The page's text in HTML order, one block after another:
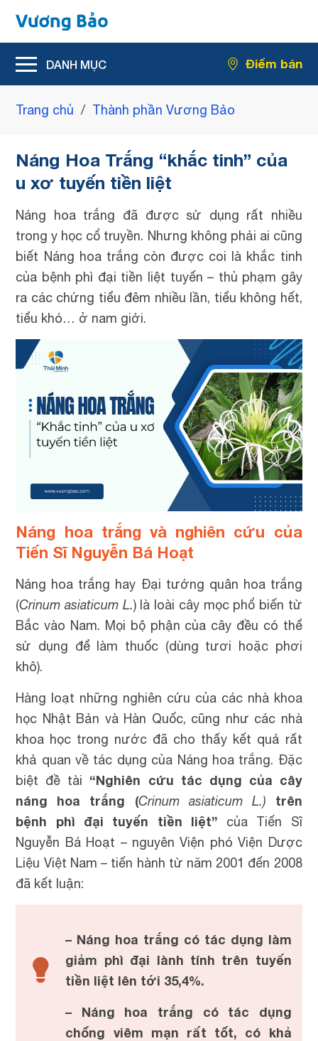
Hỗ trợ giảm rối loạn tiểu tiện
Hỗ trợ giảm kích thước u xơ tiền liệt tuyến
Điểm bán
Trang chủ / Thành phần Vương Bảo
Náng Hoa Trắng “khắc tinh” của
u xơ tuyến tiền liệt
Náng hoa trắng đã được sử dụng rất nhiều
trong y học cổ truyền. Nhưng không phải ai cũng
biết Náng hoa trắng còn được coi là khắc tinh
của bệnh phì đại tiền liệt tuyến – thủ phạm gây
ra các chứng tiểu đêm nhiều lần, tiểu không hết,
tiểu khó… ở nam giới.
Náng hoa trắng và nghiên cứu của
Tiến Sĩ Nguyễn Bá Hoạt
Náng hoa trắng hay Đại tướng quân hoa trắng
(Crinum asiaticum L.) là loài cây mọc phổ biến từ
Bắc vào Nam. Mọi bộ phận của cây đều có thể
sử dụng để làm thuốc (dùng tươi hoặc phơi
khô).
Hàng loạt những nghiên cứu của các nhà khoa
học Nhật Bản và Hàn Quốc, cũng như các nhà
khoa học trong nước đã cho thấy kết quả rất
khả quan về tác dụng của Náng hoa trắng. Đặc
biệt đề tài “Nghiên cứu tác dụng của cây
náng hoa trắng (Crinum asiaticum L.) trên
bệnh phì đại tuyến tiền liệt” của Tiến Sĩ
Nguyễn Bá Hoạt – nguyên Viện phó Viện Dược
Liệu Việt Nam – tiến hành từ năm 2001 đến 2008
đã kết luận:
– Náng hoa trắng có tác dụng làm
giảm phì đại lành tính trên tuyến
tiền liệt lên tới 35,4%.
– Náng hoa trắng có tác dụng
chống viêm mạn rất tốt, có khả